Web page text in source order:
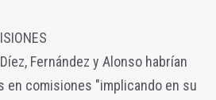
Fernández y Alonso habrían
en comisiones "implicando en su